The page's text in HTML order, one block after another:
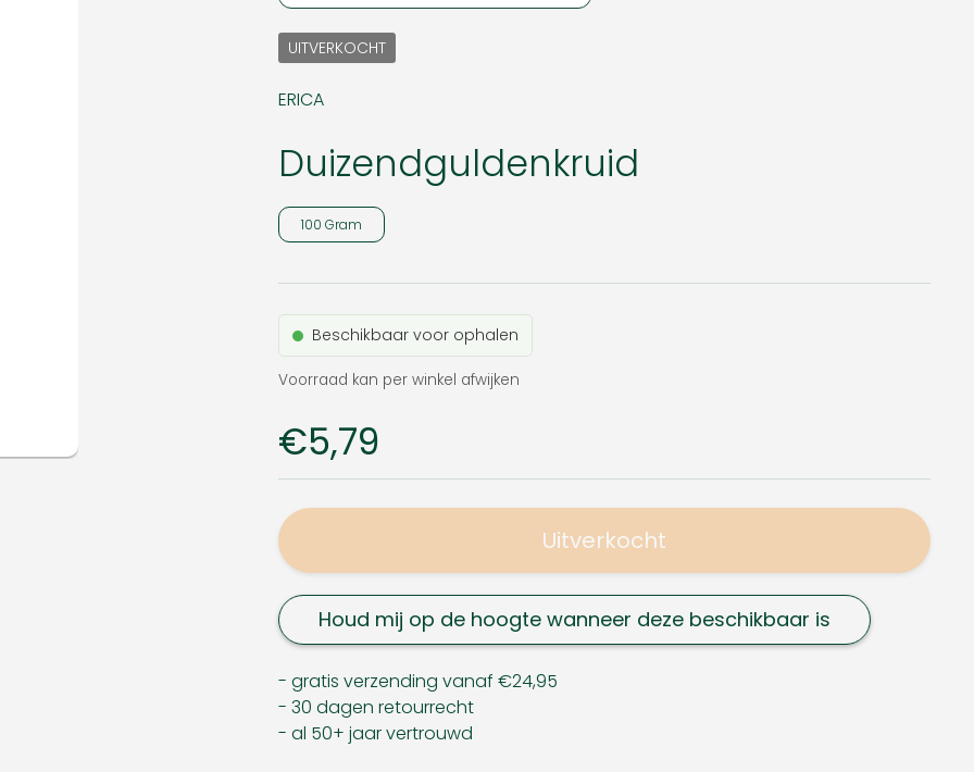
UITVERKOCHT
ERICA
Duizendguldenkruid
100 Gram
Beschikbaar voor ophalen
Voorraad kan per winkel afwijken
Prijs:
€5,79
Uitverkocht
Houd mij op de hoogte wanneer deze beschikbaar is
- gratis verzending vanaf €24,95
- 30 dagen retourrecht
- al 50+ jaar vertrouwd